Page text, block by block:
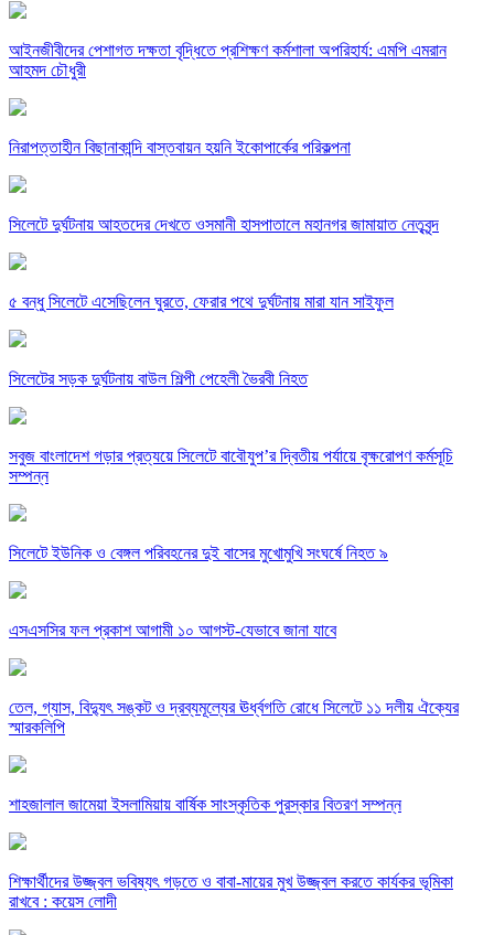
আইনজীবীদের পেশাগত দক্ষতা বৃদ্ধিতে প্রশিক্ষণ কর্মশালা অপরিহার্য: এমপি এমরান
আহমদ চৌধুরী
নিরাপত্তাহীন বিছানাকান্দি বাস্তবায়ন হয়নি ইকোপার্কের পরিকল্পনা
সিলেটে দুর্ঘটনায় আহতদের দেখতে ওসমানী হাসপাতালে মহানগর জামায়াত নেতৃবৃন্দ
৫ বন্ধু সিলেটে এসেছিলেন ঘুরতে, ফেরার পথে দুর্ঘটনায় মারা যান সাইফুল
সিলেটের সড়ক দুর্ঘটনায় বাউল শিল্পী পেহেলী ভৈরবী নিহত
সবুজ বাংলাদেশ গড়ার প্রত্যয়ে সিলেটে বাবৌযুপ’র দ্বিতীয় পর্যায়ে বৃক্ষরোপণ কর্মসূচি
সম্পন্ন
সিলেটে ইউনিক ও বেঙ্গল পরিবহনের দুই বাসের মুখোমুখি সংঘর্ষে নিহত ৯
এসএসসির ফল প্রকাশ আগামী ১০ আগস্ট-যেভাবে জানা যাবে
তেল, গ্যাস, বিদ্যুৎ সঙ্কট ও দ্রব্যমূল্যের ঊর্ধ্বগতি রোধে সিলেটে ১১ দলীয় ঐক্যের
স্মারকলিপি
শাহজালাল জামেয়া ইসলামিয়ায় বার্ষিক সাংস্কৃতিক পুরস্কার বিতরণ সম্পন্ন
শিক্ষার্থীদের উজ্জ্বল ভবিষ্যৎ গড়তে ও বাবা-মায়ের মুখ উজ্জ্বল করতে কার্যকর ভূমিকা
রাখবে : কয়েস লোদী